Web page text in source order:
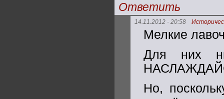
Ответить
14.11.2012 - 20:58
Мелкие
Для них
Но,